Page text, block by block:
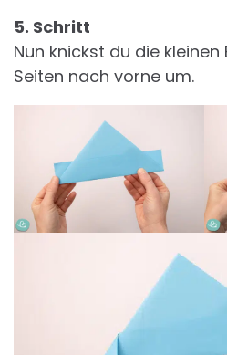
5. Schritt
Nun knickst du die
Seiten nach vorne um.